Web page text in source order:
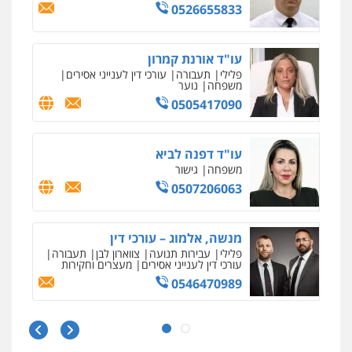
0526655833
עו"ד אורנת קמרון
פלילי תעבורה עורכי דין לענייני אסירים
משפחה נוער
0505417090
עו"ד דפנה לביא
משפחה גישור
0507206063
מנשה, אלמוג – עורכי דין
פלילי עבירות תנועה צווארון לבן תעבורה
עורכי דין לענייני אסירים מעצרים וחקירות
0546470989
עו"ד שאדי כבהא